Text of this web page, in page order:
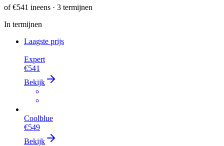
of€541 ineens · 3 termijnen
In termijnen
Laagste prijs
Expert
€541
Bekijk
Coolblue
€549
Bekijk